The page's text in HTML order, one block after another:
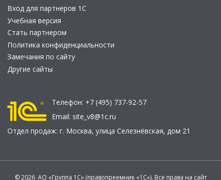
Вход для партнеров 1С
Учебная версия
Стать партнером
Политика конфиденциальности
Замечания по сайту
Другие сайты
Телефон: +7 (495) 737-92-57
Email: site_v8@1c.ru
Отдел продаж: г. Москва, улица Селезнёвская, дом 21
© 2026 АО «Группа 1С» (правопреемник «1С»). Все права на сайт